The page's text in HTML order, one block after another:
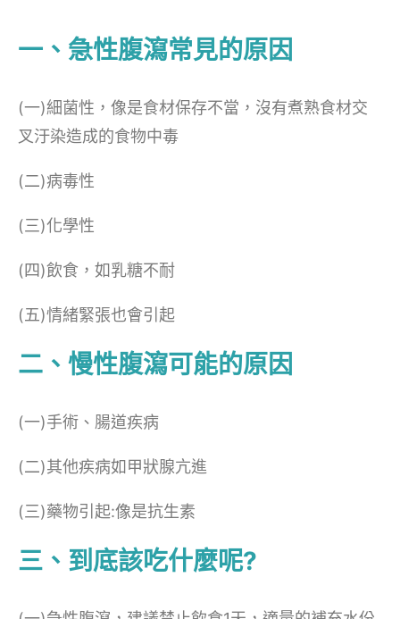
一、急性腹瀉常見的原因
(一)細菌性，像是食材保存不當，沒有煮熟食材交
叉汙染造成的食物中毒
(二)病毒性
(三)化學性
(四)飲食，如乳糖不耐
(五)情緒緊張也會引起
二、慢性腹瀉可能的原因
(一)手術、腸道疾病
(二)其他疾病如甲狀腺亢進
(三)藥物引起:像是抗生素
三、到底該吃什麼呢?